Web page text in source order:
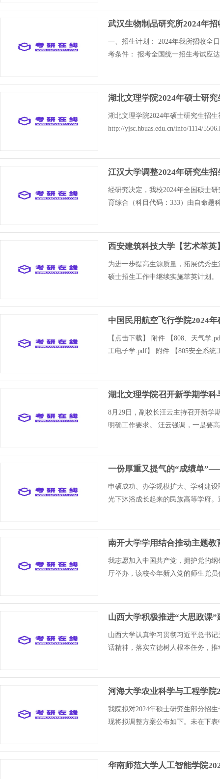
武汉生物制品研究所2024年
一、招生计划： 2024年我所招收全
考条件： 报考全国统一招生考试应
湖北文理学院2024年硕士研
湖北文理学院2024年硕士研究生招
http://yjsc.hbuas.edu.cn/info/1114/
江汉大学调整2024年研究生
经研究决定，我校2024年全国硕士
育综合（科目代码：333）由自命题
西安建筑科技大学【艺术萃
为进一步提高生源质量，拓展优秀
硕士招生工作中继续实施萃英计划。
中国民用航空飞行学院2024
【点击下载】 附件 【808、天气学
工电子学.pdf】 附件 【805安全系统
湖北文理学院召开新学期学
8月29日，副校长汪云主持召开新学
明确工作要求。 汪云强调，一是要
一份厚重又提气的“成绩单
申硕成功、办学规模扩大、学科建
光下沐浴成长起来的民族高等学府
南开大学学用结合推动主题
我志愿加入中国共产党，拥护党的
厅举办，该校今年新入党的师生党
山西大学积极推进“大思政课”
山西大学认真学习贯彻习近平总书
话精神，落实立德树人根本任务，
河海大学农业科学与工程学
我院拟对2024年硕士研究生部分招
现将拟调整方案公布如下。未在下
华南师范大学人工智能学院